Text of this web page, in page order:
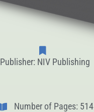
Publisher: NIV Publishing
Number of Pages: 514